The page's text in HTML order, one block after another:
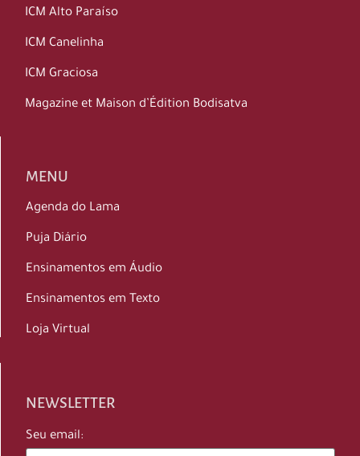
ICM Alto Paraíso
ICM Canelinha
ICM Graciosa
Magazine et Maison d’Édition Bodisatva
MENU
Agenda do Lama
Puja Diário
Ensinamentos em Áudio
Ensinamentos em Texto
Loja Virtual
NEWSLETTER
Seu email: